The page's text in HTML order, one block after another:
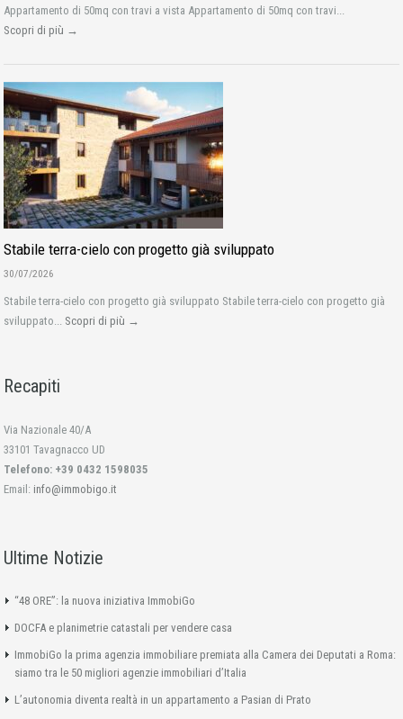
Appartamento di 50mq con travi a vista Appartamento di 50mq con travi...
Scopri di più →
Stabile terra-cielo con progetto già sviluppato
30/07/2026
Stabile terra-cielo con progetto già sviluppato Stabile terra-cielo con progetto già
sviluppato... Scopri di più →
Recapiti
Via Nazionale 40/A
33101 Tavagnacco UD
Telefono: +39 0432 1598035
Email: info@immobigo.it
Ultime Notizie
“48 ORE”: la nuova iniziativa ImmobiGo
DOCFA e planimetrie catastali per vendere casa
ImmobiGo la prima agenzia immobiliare premiata alla Camera dei Deputati a Roma:
siamo tra le 50 migliori agenzie immobiliari d’Italia
L’autonomia diventa realtà in un appartamento a Pasian di Prato